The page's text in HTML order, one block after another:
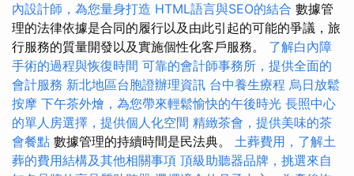
內設計師，為您量身打造 HTML語言與SEO的結合 數據管
理的法律依據是合同的履行以及由此引起的可能的爭議，旅
行服務的質量開發以及實施個性化客戶服務。 了解白內障
手術的過程與恢復時間 可靠的會計師事務所，提供全面的
會計服務 新北地區台胞證辦理資訊 台中養生療程 烏日放鬆
按摩 下午茶外燴，為您帶來輕鬆愉快的午後時光 長照中心
的單人房選擇，提供個人化空間 精緻茶會，提供美味的茶
會餐點 數據管理的持續時間是民法典。 土葬費用，了解土
葬的費用結構及其他相關事項 頂級助聽器品牌，挑選來自